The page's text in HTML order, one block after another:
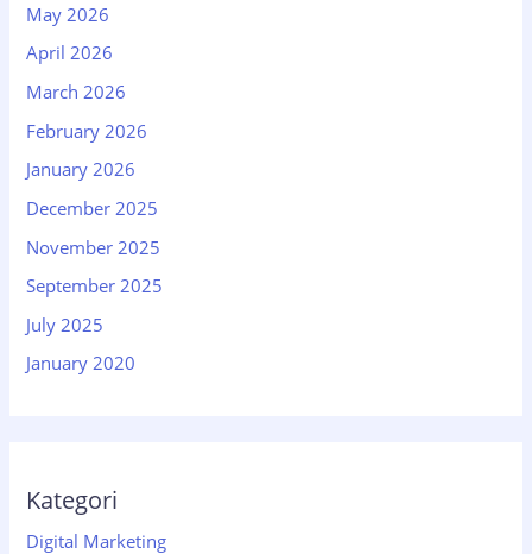
May 2026
April 2026
March 2026
February 2026
January 2026
December 2025
November 2025
September 2025
July 2025
January 2020
Kategori
Digital Marketing